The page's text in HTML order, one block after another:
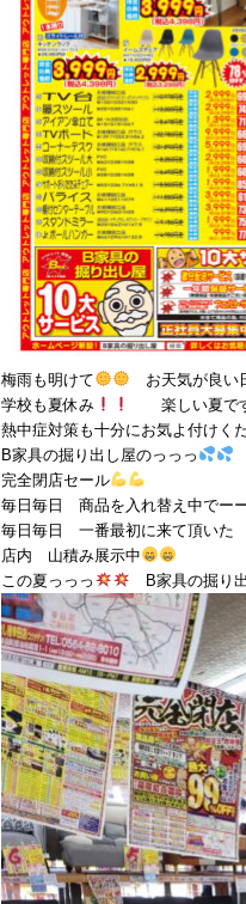
梅雨も明けて
お天気が良い
学校も夏休み
楽しい夏で
熱中症対策も十分にお気よ付けく
B家具の掘り出し屋のっっっ
完全閉店セール
毎日毎日 商品を入れ替え中でー
毎日毎日 一番最初に来て頂い
店内 山積み展示中
この夏っっっ
B家具の掘り